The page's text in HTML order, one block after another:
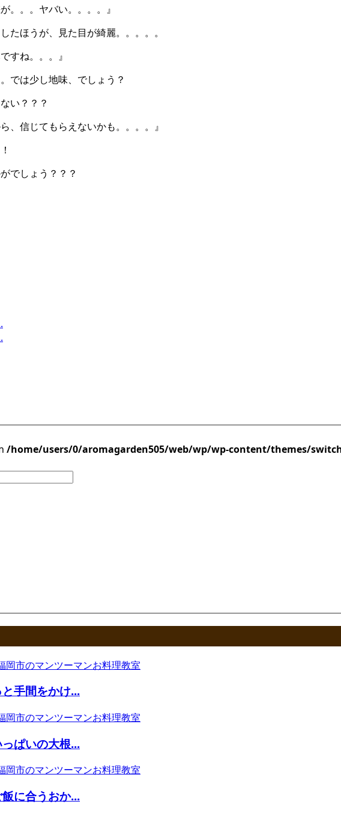
。。。ヤバい。。。。』
たほうが、見た目が綺麗。。。。。
すね。。。』
では少し地味、でしょう？
い？？？
、信じてもらえないかも。。。。』
でしょう？？？
/home/users/0/aromagarden505/web/wp/wp-content/themes/
手間をかけ...
ぱいの大根...
に合うおか...